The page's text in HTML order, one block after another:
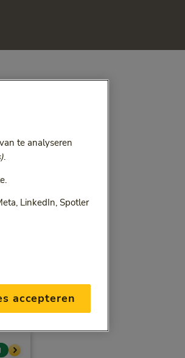
te analyseren
.
LinkedIn, Spotler
accepteren